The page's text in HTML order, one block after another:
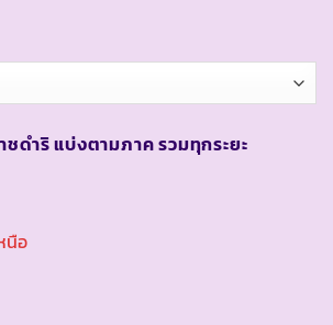
ชดำริ แบ่งตามภาค รวมทุกระยะ
นือ